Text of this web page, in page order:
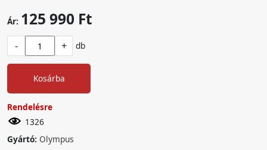
Ár: 125 990 Ft
- + db
Kosárba
Rendelésre
1326
Gyártó: Olympus